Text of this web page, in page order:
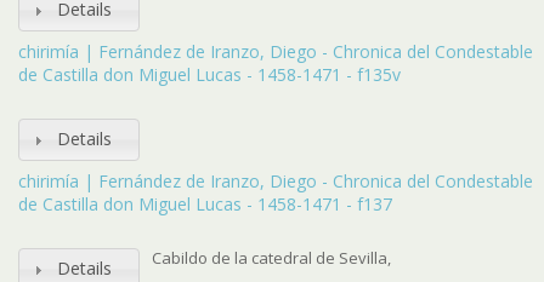
Details
chirimía | Fernández de Iranzo, Diego - Chronica del Condestable
de Castilla don Miguel Lucas - 1458-1471 - f135v
Details
chirimía | Fernández de Iranzo, Diego - Chronica del Condestable
de Castilla don Miguel Lucas - 1458-1471 - f137
Details Cabildo de la catedral de Sevilla,